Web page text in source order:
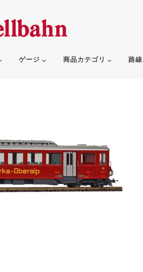
ゲージ 商品カテゴリ 路